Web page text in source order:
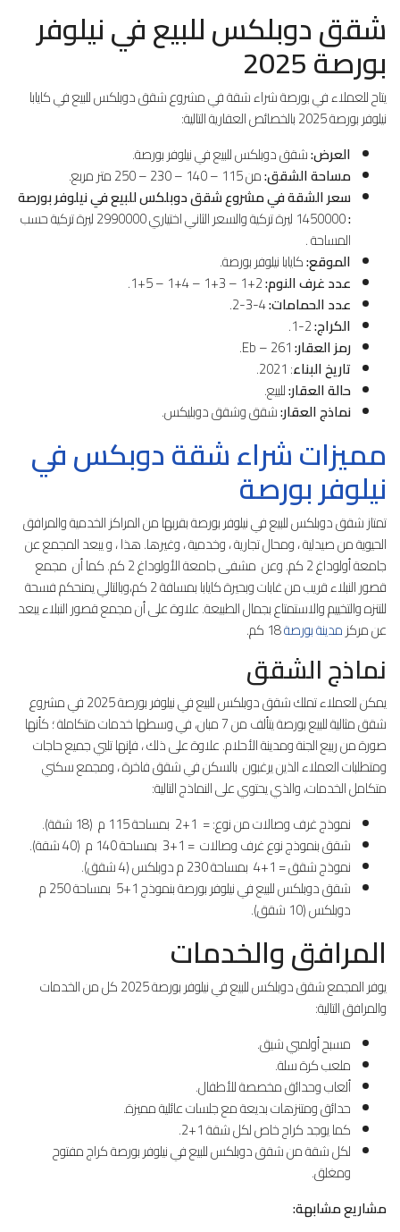
شقق دوبلكس للبيع في نيلوفر
بورصة 2025
يتاح للعملاء في بورصة شراء شقة في مشروع شقق دوبلكس للبيع في كايابا
نيلوفر بورصة 2025 بالخصائص العقارية التالية:
العرض:شقق دوبلكس للبيع في نيلوفر بورصة.
مساحة الشقق:من 115 – 140 – 230 – 250 متر مربع.
سعر الشقة في مشروع شقق دوبلكس للبيع في نيلوفر بورصة
:
1450000 ليرة تركية والسعر الثاني اختياري 2990000 ليرة تركية حسب
المساحة .
الموقع:كايابا نيلوفر بورصة.
عدد غرف النوم:
عدد الحمامات:
الكراج:
رمز العقار:
تاريخ البناء: 2021.
حالة العقار:للبيع.
نماذج العقار:شقق وشقق دوبليكس.
مميزات شراء شقة دوبكس في
نيلوفر بورصة
تمتاز شقق دوبلكس للبيع في نيلوفر بورصة بقربها من المراكز الخدمية والمرافق
الحيوية من صيدلية ، ومحال تجارية ، وخدمية ، وغيرها. هذا ، و يبعد المجمع عن
جامعة أولوداغ 2 كم. وعن مشفى جامعة الأولوداغ 2 كم. كما أن مجمع
قصور النبلاء قريب من غابات وبحيرة كايابا بمسافة 2 كم،وبالتالي يمنحكم فسحة
للتنزه والتخييم والاستمتاع بجمال الطبيعة. علاوة على أن مجمع قصور النبلاء يبعد
عن مركزمدينة بورصة
نماذج الشقق
يمكن للعملاء تملك شقق دوبلكس للبيع في نيلوفر بورصة 2025 في مشروع
شقق مثالية للبيع بورصة يتألف من 7 مبان، في وسطها خدمات متكاملة ؛ كأنها
صورة من ربيع الجنة ومدينة الأحلام. علاوة على ذلك ، فإنها تلبي جميع حاجات
ومتطلبات العملاء الذين يرغبون بالسكن في شقق فاخرة ، ومجمع سكني
متكامل الخدمات، والذي يحتوي على النماذج التالية:
نموذج غرف وصالات من نوع: = 1+2 بمساحة 115 م (18 شقة).
شقق بنموذج نوع غرف وصالات = 1+3 بمساحة 140 م (40 شقة).
نموذج شقق = 1+4 بمساحة 230 م دوبلكس (4 شقق).
شقق دوبلكس للبيع في نيلوفر بورصة بنموذج 1+5 بمساحة 250 م
دوبلكس (10 شقق).
المرافق والخدمات
يوفر المجمع شقق دوبلكس للبيع في نيلوفر بورصة 2025 كل من الخدمات
والمرافق التالية:
مسبح أولمبي شيق.
ملعب كرة سلة.
ألعاب وحدائق مخصصة للأطفال.
حدائق ومتنزهات بديعة مع جلسات عائلية مميزة.
كما يوجد كراج خاص لكل شقة 1+2.
لكل شقة من شقق دوبلكس للبيع في نيلوفر بورصة كراج مفتوح
ومغلق.
مشاريع مشابهة: